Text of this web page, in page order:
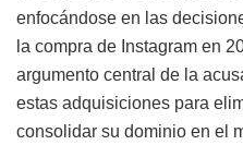
enfocándose en las
la compra de Instagram en
argumento central de la
estas adquisiciones para
consolidar su dominio en el